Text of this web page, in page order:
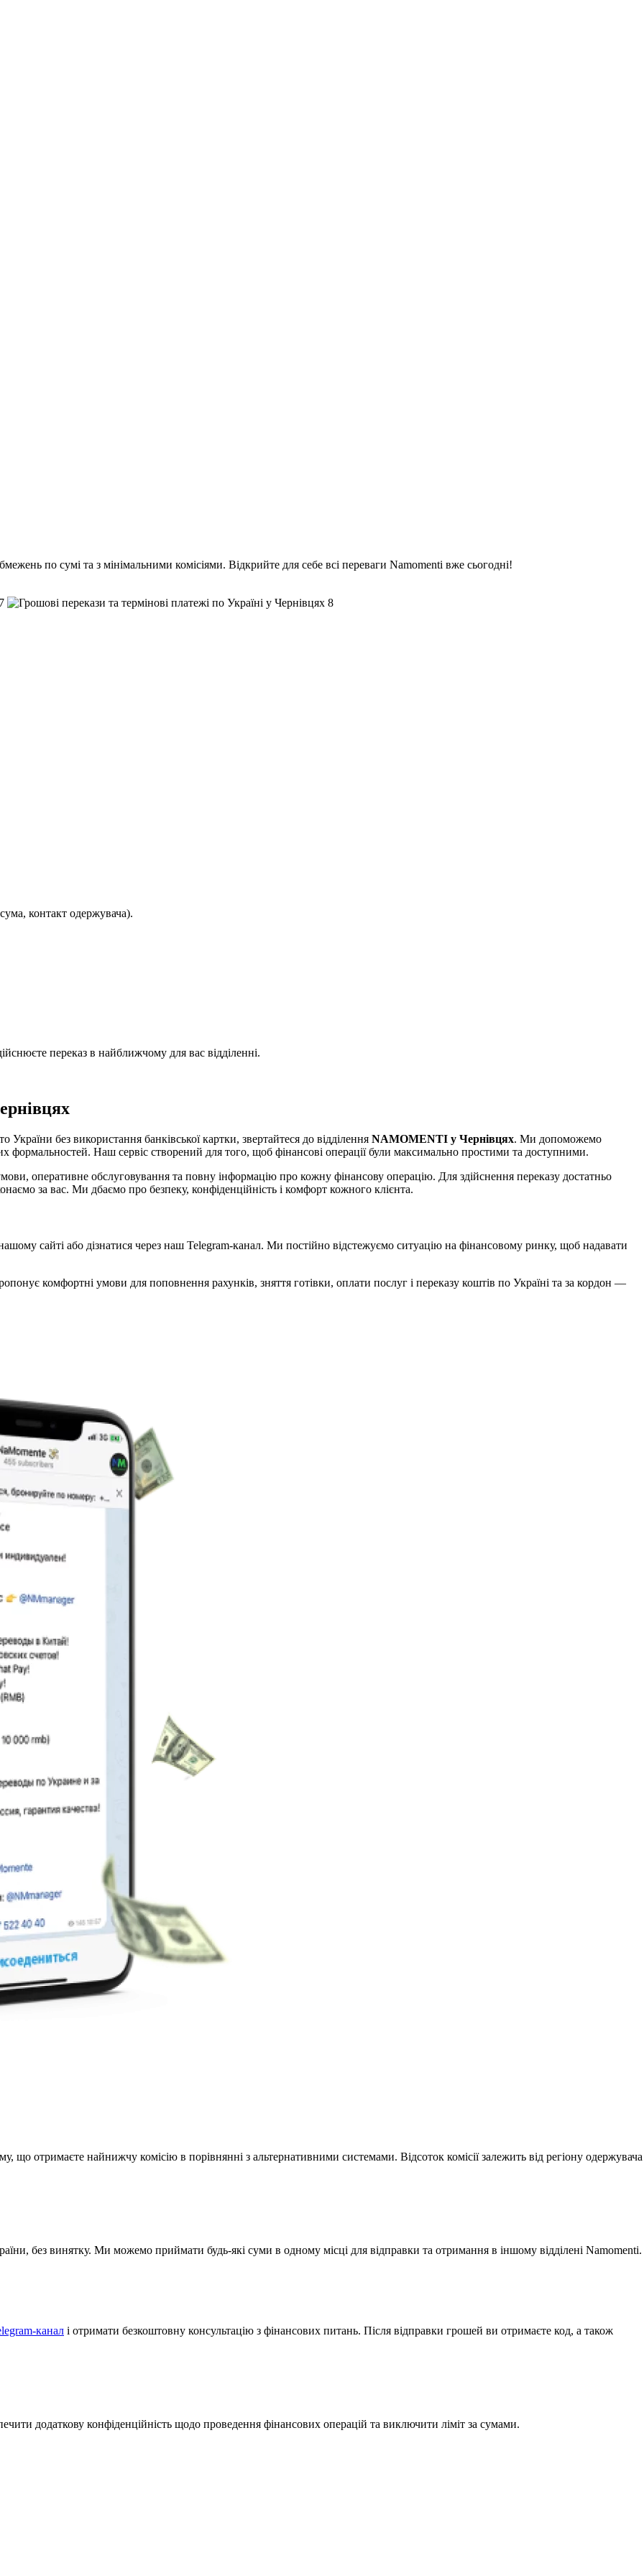
по сумі та з мінімальними комісіями. Відкрийте для себе всі переваги Namomenti вже сьогодні!
контакт одержувача).
переказ в найближчому для вас відділенні.
без використання банківської картки, звертайтеся до відділення NAMOMENTI у Чернівцях. Ми допоможемо
формальностей. Наш сервіс створений для того, щоб фінансові операції були максимально простими та доступними.
оперативне обслуговування та повну інформацію про кожну фінансову операцію. Для здійснення переказу достатньо
за вас. Ми дбаємо про безпеку, конфіденційність і комфорт кожного клієнта.
сайті або дізнатися через наш Telegram-канал. Ми постійно відстежуємо ситуацію на фінансовому ринку, щоб надавати
комфортні умови для поповнення рахунків, зняття готівки, оплати послуг і переказу коштів по Україні та за кордон —
отримаєте найнижчу комісію в порівнянні з альтернативними системами. Відсоток комісії залежить від регіону одержувача
без винятку. Ми можемо приймати будь-які суми в одному місці для відправки та отримання в іншому відділені Namomenti.
канал і отримати безкоштовну консультацію з фінансових питань. Після відправки грошей ви отримаєте код, а також
додаткову конфіденційність щодо проведення фінансових операцій та виключити ліміт за сумами.